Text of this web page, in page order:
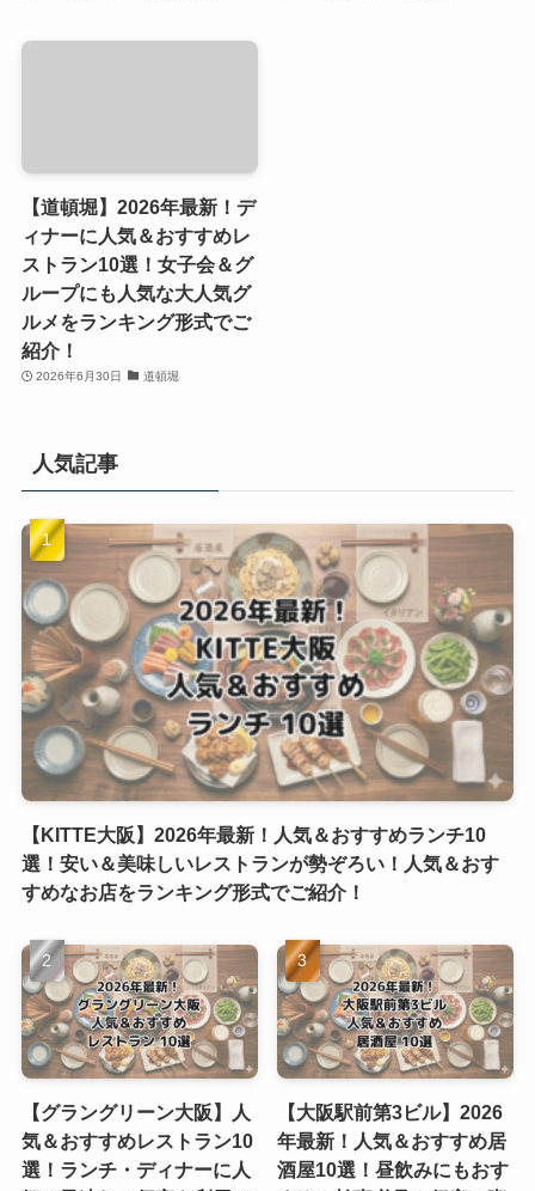
【道頓堀】2026年最新！デ
ィナーに人気＆おすすめレ
ストラン10選！女子会＆グ
ループにも人気な大人気グ
ルメをランキング形式でご
紹介！
2026年6月30日 道頓堀
人気記事
【KITTE大阪】2026年最新！人気＆おすすめランチ10
選！安い＆美味しいレストランが勢ぞろい！人気＆おす
すめなお店をランキング形式でご紹介！
【グラングリーン大阪】人
気＆おすすめレストラン10
選！ランチ・ディナーに人
【大阪駅前第3ビル】2026
年最新！人気＆おすすめ居
酒屋10選！昼飲みにもおす